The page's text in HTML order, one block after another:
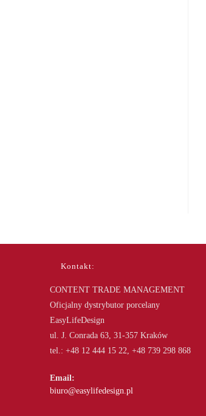
Kontakt:
CONTENT TRADE MANAGEMENT
Oficjalny dystrybutor porcelany
EasyLifeDesign
ul. J. Conrada 63, 31-357 Kraków
tel.: +48 12 444 15 22, +48 739 298 868
Email:
biuro@easylifedesign.pl